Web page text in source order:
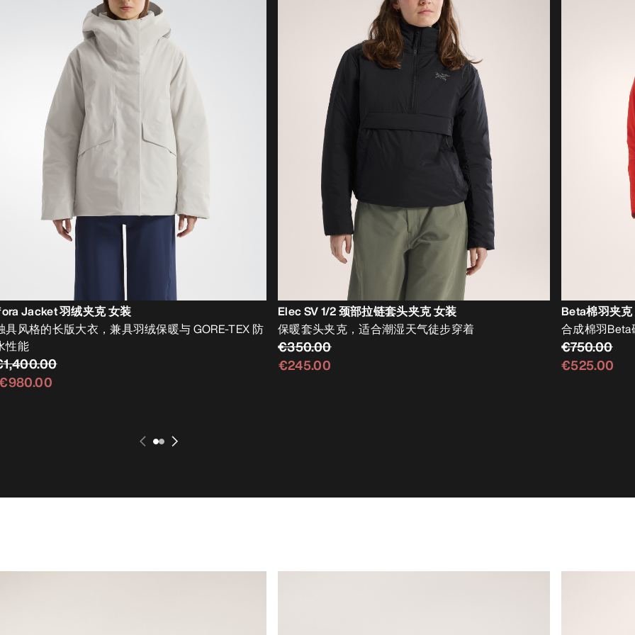
Jacket 羽绒夹克 女装
具风格的长版大衣，兼具羽绒保暖与 GORE-TEX 防
性能
Elec SV 1/2 颈部拉链套头夹克 女装
保暖套头夹克，适合潮湿天气徒步穿着
€350.00
€245.00
Beta棉羽夹
合成棉羽Beta
€750.00
€525.00